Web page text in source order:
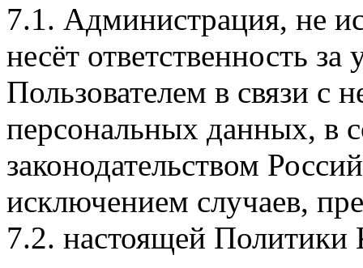
7.1. Администрация, не
несёт ответственность
Пользователем в связи с
персональных данных, в
законодательством
исключением случаев,
7.2. настоящей Политики